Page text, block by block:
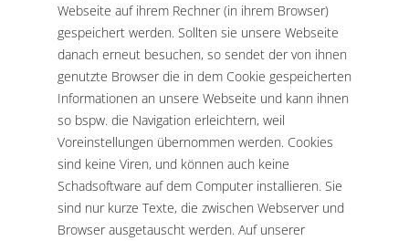
Webseite auf ihrem Rechner (in ihrem Browser)
gespeichert werden. Sollten sie unsere Webseite
danach erneut besuchen, so sendet der von ihnen
genutzte Browser die in dem Cookie gespeicherten
Informationen an unsere Webseite und kann ihnen
so bspw. die Navigation erleichtern, weil
Voreinstellungen übernommen werden. Cookies
sind keine Viren, und können auch keine
Schadsoftware auf dem Computer installieren. Sie
sind nur kurze Texte, die zwischen Webserver und
Browser ausgetauscht werden. Auf unserer